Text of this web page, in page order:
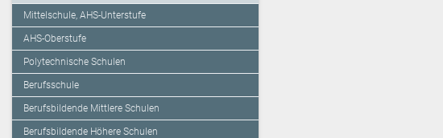
Mittelschule, AHS-Unterstufe
AHS-Oberstufe
Polytechnische Schulen
Berufsschule
Berufsbildende Mittlere Schulen
Berufsbildende Höhere Schulen